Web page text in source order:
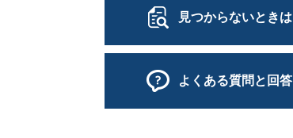
見つからないときは
よくある質問と回答